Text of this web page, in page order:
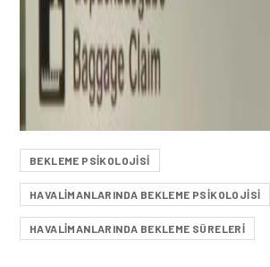
BEKLEME PSIKOLOJISI
HAVALIMANLARINDA BEKLEME PSIKOLOJISI
HAVALIMANLARINDA BEKLEME SÜRELERI